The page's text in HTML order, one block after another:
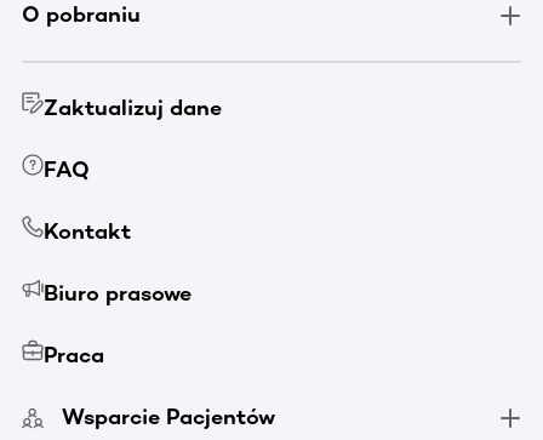
O pobraniu
Zaktualizuj dane
FAQ
Kontakt
Biuro prasowe
Praca
Wsparcie Pacjentów